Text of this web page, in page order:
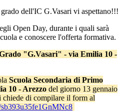
dell'IC G.Vasari vi aspettano!!!
Open Day, durante i quali sarà
e conoscere l'offerta formativa.
"G.Vasari" - via Emilia 10 -
Scuola Secondaria di Primo
10 - Arezzo del giorno 13 gennaio
chiede di compilare il form al